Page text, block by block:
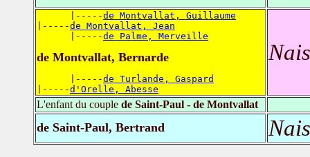
      |-----
de Montvallat, Guillaume
|-----de Montvallat, Jean
      |-----
de Palme, Merveille
de Montvallat, Bernarde
      |-----
de Turlande, Gaspard
|-----d'Orelle, Abesse
L'enfant du couple de Saint-Paul - de Montvallat
de Saint-Paul, Bertrand